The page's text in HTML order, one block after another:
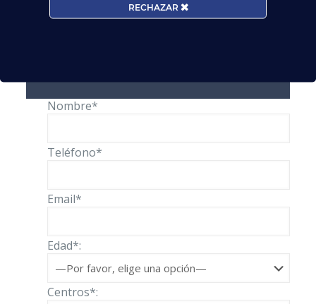
Puedes contactar con nosotros a través de este
Nombre*
Teléfono*
Email*
Edad*:
Centros*:
RECHAZAR